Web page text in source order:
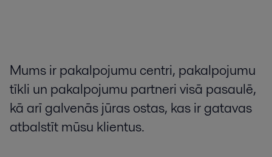
Mums ir pakalpojumu centri, pakalpojumu
tīkli un pakalpojumu partneri visā pasaulē,
kā arī galvenās jūras ostas, kas ir gatavas
atbalstīt mūsu klientus.